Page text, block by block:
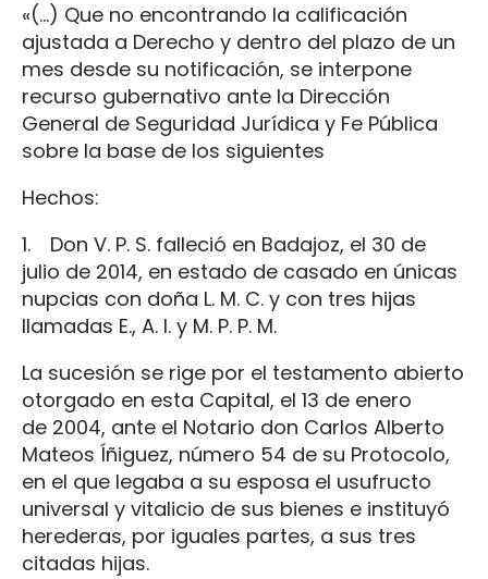
«(…) Que no encontrando la calificación
ajustada a Derecho y dentro del plazo de un
mes desde su notificación, se interpone
recurso gubernativo ante la Dirección
General de Seguridad Jurídica y Fe Pública
sobre la base de los siguientes
Hechos:
1. Don V. P. S. falleció en Badajoz, el 30 de
julio de 2014, en estado de casado en únicas
nupcias con doña L. M. C. y con tres hijas
llamadas E., A. I. y M. P. P. M.
La sucesión se rige por el testamento abierto
otorgado en esta Capital, el 13 de enero
de 2004, ante el Notario don Carlos Alberto
Mateos Íñiguez, número 54 de su Protocolo,
en el que legaba a su esposa el usufructo
universal y vitalicio de sus bienes e instituyó
herederas, por iguales partes, a sus tres
citadas hijas.